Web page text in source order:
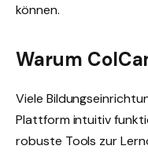
können.
Warum
Viele
Plattform intuitiv
robuste Tools zur